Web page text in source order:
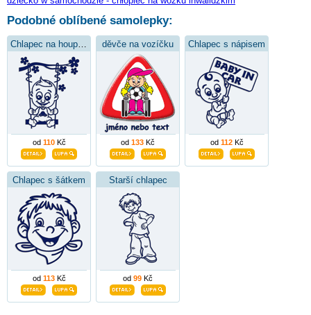
Podobné oblíbené samolepky:
Chlapec na houpačce
od 110Kč
děvče na vozíčku
od 133 Kč
Chlapec s nápisem
od 112Kč
Chlapec s šátkem
od 113Kč
Starší chlapec
od 99 Kč